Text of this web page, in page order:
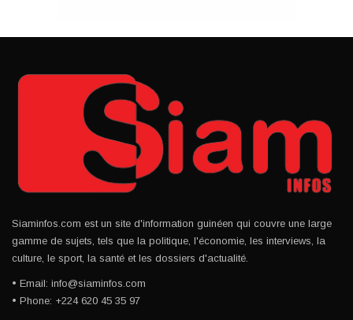
Siaminfos.com est un site d'information guinéen qui couvre une large
gamme de sujets, tels que la politique, l'économie, les interviews, la
culture, le sport, la santé et les dossiers d'actualité.
• Email: info@siaminfos.com
• Phone: +224 620 45 35 97